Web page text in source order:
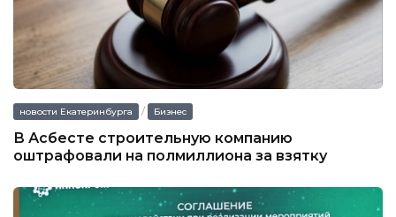
новости Екатеринбурга / Бизнес
В Асбесте строительную компанию
оштрафовали на полмиллиона за взятку